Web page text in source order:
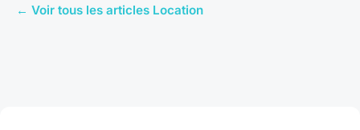
← Voir tous les articles Location